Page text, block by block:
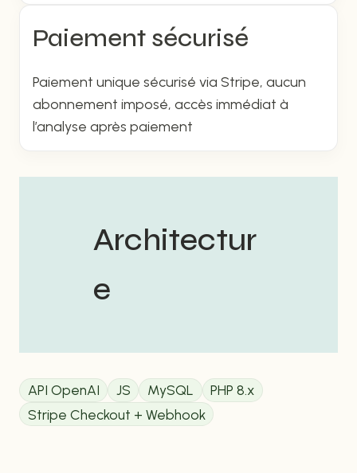
Paiement sécurisé
Paiement unique sécurisé via Stripe, aucun
abonnement imposé, accès immédiat à
l’analyse après paiement
Architectur
e
API OpenAI JS MySQL
PHP 8.x
Stripe Checkout + Webhook